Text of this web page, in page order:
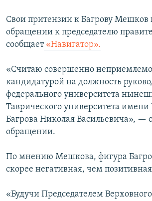
ELIFBE
УКРАИНСКАЯ ПРОБЛЕМА КРЫМА
Свои притензии к Багрову Мешков
обращении к председателю
сообщает«Навигатор».
«Считаю совершенно
кандидатурой на должность
федерального университета
Таврического университета имени
Багрова Николая Васильевича», —
обращении.
По мнению Мешкова, фигура
скорее негативная, чем
«Будучи Председателем